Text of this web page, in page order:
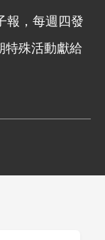
報，每週四發
特殊活動獻給